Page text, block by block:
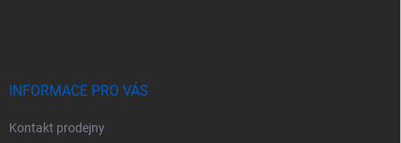
INFORMACE PRO VÁS
Kontakt prodejny